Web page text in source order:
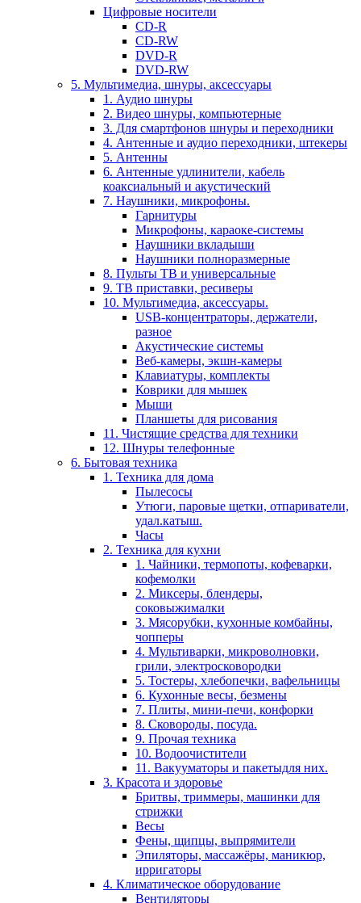
Цифровые носители
CD-R
CD-RW
DVD-R
DVD-RW
5. Мультимедиа, шнуры, аксессуары
1. Аудио шнуры
2. Видео шнуры, компьютерные
3. Для смартфонов шнуры и переходники
4. Антенные и аудио переходники, штекеры
5. Антенны
6. Антенные удлинители, кабель
коаксиальный и акустический
7. Наушники, микрофоны.
Гарнитуры
Микрофоны, караоке-системы
Наушники вкладыши
Наушники полноразмерные
8. Пульты ТВ и универсальные
9. ТВ приставки, ресиверы
10. Мультимедиа, аксессуары.
USB-концентраторы, держатели,
разное
Акустические системы
Веб-камеры, экшн-камеры
Клавиатуры, комплекты
Коврики для мышек
Мыши
Планшеты для рисования
11. Чистящие средства для техники
12. Шнуры телефонные
6. Бытовая техника
1. Техника для дома
Пылесосы
Утюги, паровые щетки, отпариватели,
удал.катыш.
Часы
2. Техника для кухни
1. Чайники, термопоты, кофеварки,
кофемолки
2. Миксеры, блендеры,
соковыжималки
3. Мясорубки, кухонные комбайны,
чопперы
4. Мультиварки, микроволновки,
грили, электросковородки
5. Тостеры, хлебопечки, вафельницы
6. Кухонные весы, безмены
7. Плиты, мини-печи, конфорки
8. Сковороды, посуда.
9. Прочая техника
10. Водоочистители
11. Вакууматоры и пакетыдля них.
3. Красота и здоровье
Бритвы, триммеры, машинки для
стрижки
Весы
Фены, щипцы, выпрямители
Эпиляторы, массажёры, маникюр,
ирригаторы
4. Климатическое оборудование
Вентиляторы